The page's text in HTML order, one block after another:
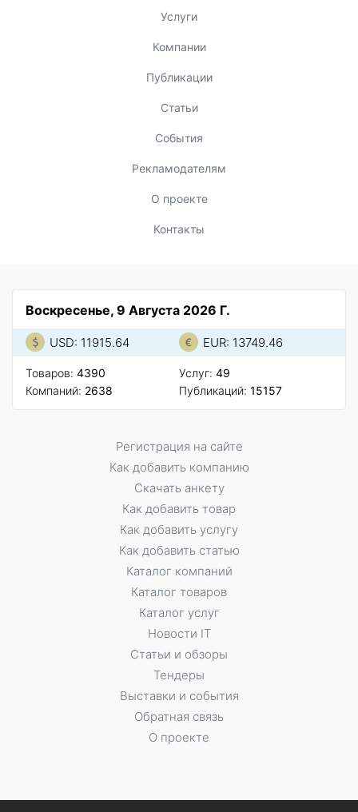
Услуги
Компании
Публикации
Статьи
События
Рекламодателям
О проекте
Контакты
Воскресенье, 9 Августа 2026 Г.
USD: 11915.64 EUR: 13749.46
Товаров: 4390
Компаний: 2638
Услуг: 49
Публикаций: 15157
Регистрация на сайте
Как добавить компанию
Скачать анкету
Как добавить товар
Как добавить услугу
Как добавить статью
Каталог компаний
Каталог товаров
Каталог услуг
Новости IT
Статьи и обзоры
Тендеры
Выставки и события
Обратная связь
О проекте